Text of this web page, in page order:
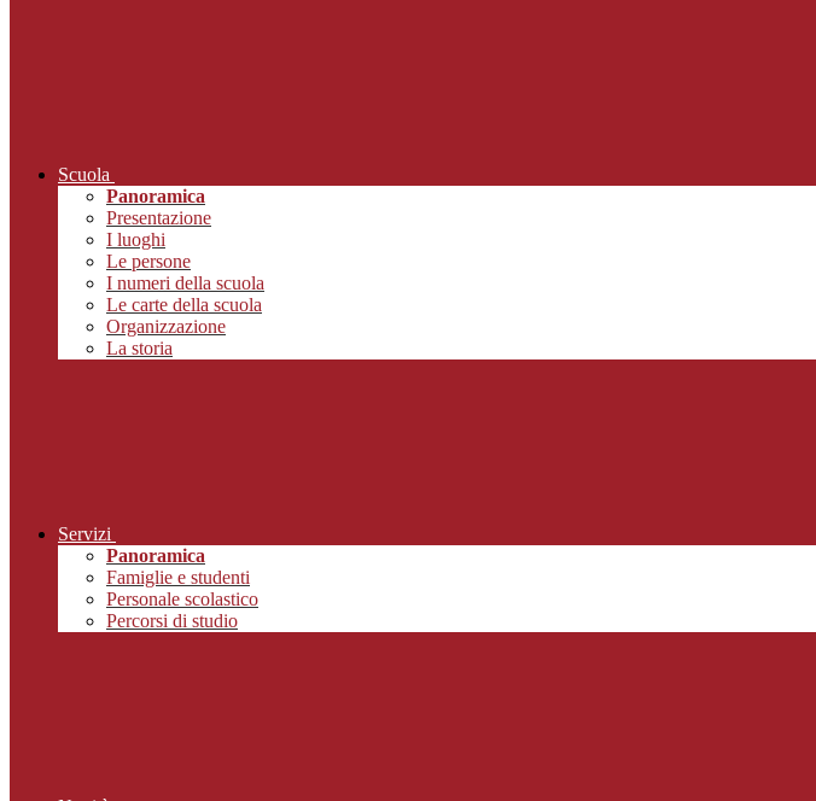
Scuola
Panoramica
Presentazione
I luoghi
Le persone
I numeri della scuola
Le carte della scuola
Organizzazione
La storia
Servizi
Panoramica
Famiglie e studenti
Personale scolastico
Percorsi di studio